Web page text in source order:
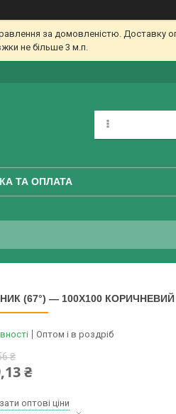
за домовленістю. Доставку
не більше 3 м.п.
ТА ОПЛАТА
(67°) — 100Х100
Оптом і в роздріб
₴
₴
оптові ціни